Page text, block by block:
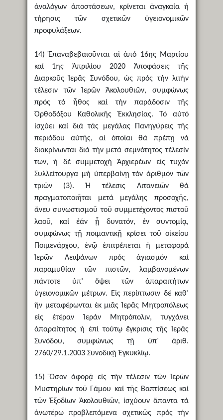
ἀναλόγων ἀποστάσεων, κρίνεται ἀναγκαία ἡ
τήρησις τῶν σχετικῶν ὑγειονομικῶν
προφυλάξεων.
14) Ἐπαναβεβαιοῦνται αἱ ἀπό 16ης Μαρτίου
καί 1ης Ἀπριλίου 2020 Ἀποφάσεις τῆς
Διαρκοῦς Ἱερᾶς Συνόδου, ὡς πρός τήν λιτήν
τέλεσιν τῶν Ἱερῶν Ἀκολουθιῶν, συμφώνως
πρός τό ἦθος καί τήν παράδοσιν τῆς
Ὀρθοδόξου Καθολικῆς Ἐκκλησίας. Τό αὐτό
ἰσχύει καί διά τάς μεγάλας Πανηγύρεις τῆς
περιόδου αὐτῆς, αἱ ὁποῖαι θά πρέπῃ νά
διακρίνωνται διά τήν μετά σεμνότητος τέλεσίν
των, ἡ δέ συμμετοχή Ἀρχιερέων εἰς τυχόν
Συλλείτουργα μή ὑπερβαίνῃ τόν ἀριθμόν τῶν
τριῶν (3). Ἡ τέλεσις Λιτανειῶν θά
πραγματοποιῆται μετά μεγάλης προσοχῆς,
ἄνευ συνωστισμοῦ τοῦ συμμετέχοντος πιστοῦ
λαοῦ, καί ἐάν ᾖ δυνατόν, ἐν συντομίᾳ,
συμφώνως τῇ ποιμαντικῇ κρίσει τοῦ οἰκείου
Ποιμενάρχου, ἐνῷ ἐπιτρέπεται ἡ μεταφορά
Ἱερῶν Λειψάνων πρός ἁγιασμόν καί
παραμυθίαν τῶν πιστῶν, λαμβανομένων
πάντοτε ὑπ’ ὄψει τῶν ἀπαραιτήτων
ὑγειονομικῶν μέτρων. Εἰς περίπτωσιν δέ καθ’
ἥν μεταφέρωνται ἐκ μιᾶς Ἱερᾶς Μητροπόλεως
εἰς ἑτέραν Ἱεράν Μητρόπολιν, τυγχάνει
ἀπαραίτητος ἡ ἐπί τούτῳ ἔγκρισις τῆς Ἱερᾶς
Συνόδου, συμφώνως τῇ ὑπ᾿ ἀριθ.
2760/29.1.2003 Συνοδικῇ Ἐγκυκλίῳ.
15) Ὅσον ἀφορᾷ εἰς τήν τέλεσιν τῶν Ἱερῶν
Μυστηρίων τοῦ Γάμου καί τῆς Βαπτίσεως καί
τῶν Ἐξοδίων Ἀκολουθιῶν, ἰσχύουν ἅπαντα τά
ἀνωτέρω προβλεπόμενα σχετικῶς πρός τήν